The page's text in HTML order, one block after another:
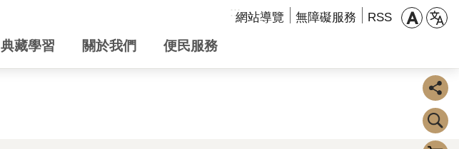
:::網站導覽 無障礙服務 RSS
典藏學習 關於我們 便民服務